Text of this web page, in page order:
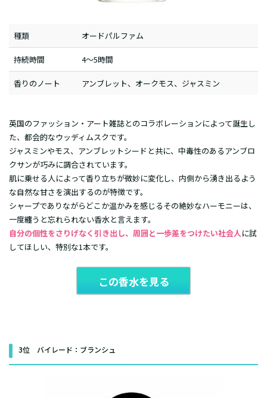
種類 オードパルファム
持続時間 4～5時間
香りのノート アンブレット、オークモス、ジャスミン
英国のファッション・アート雑誌とのコラボレーションによって誕生し
た、都会的なウッディムスクです。
ジャスミンやモス、アンブレットシードと共に、中毒性のあるアンブロ
クサンが巧みに調合されています。
肌に乗せる人によって香り立ちが微妙に変化し、内側から湧き出るよう
な自然な甘さを演出するのが特徴です。
シャープでありながらどこか温かみを感じるその絶妙なハーモニーは、
一度纏うと忘れられない香水と言えます。
自分の個性をさりげなく引き出し、周囲と一歩差をつけたい社会人に試
してほしい、特別な1本です。
この香水を見る
3位 バイレード：ブランシュ